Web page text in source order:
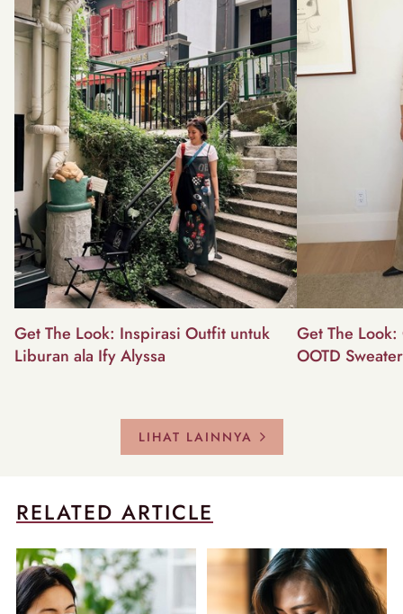
Get The Look: Inspirasi Outfit untuk
Liburan ala Ify Alyssa
Get The
OOTD
LIHAT LAINNYA
RELATED ARTICLE